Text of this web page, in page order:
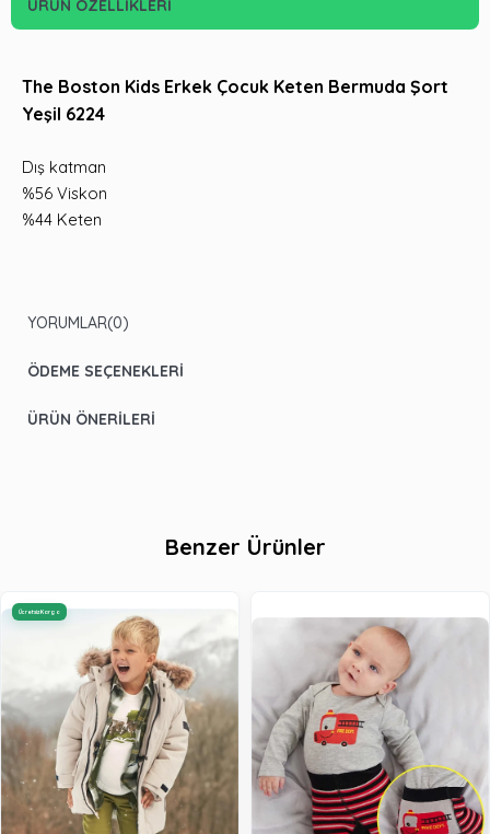
ÜRÜN ÖZELLIKLERI
The Boston Kids Erkek Çocuk Keten Bermuda Şort
Yeşil 6224
Dış katman
%56 Viskon
%44 Keten
YORUMLAR(0)
ÖDEME SEÇENEKLERI
ÜRÜN ÖNERILERI
Benzer Ürünler
Ücretsiz Kargo